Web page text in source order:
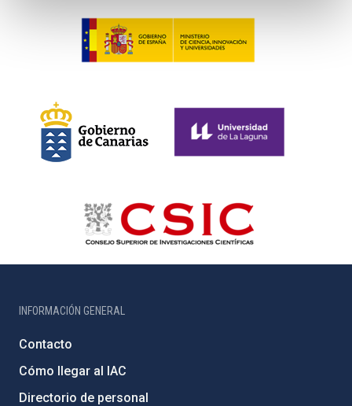
INFORMACIÓN GENERAL
Contacto
Cómo llegar al IAC
Directorio de personal